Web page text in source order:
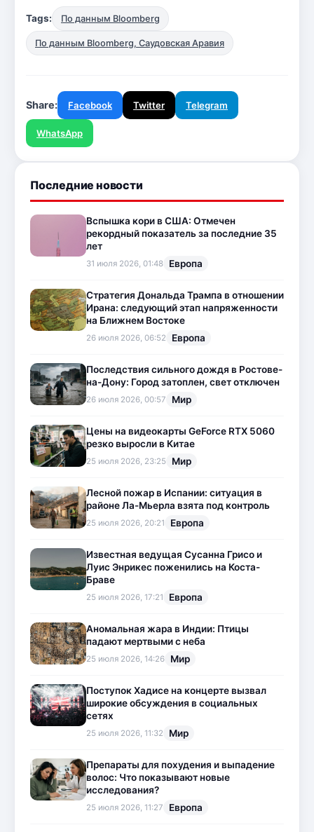
Tags: По данным Bloomberg
По данным Bloomberg, Саудовская Аравия
Share: Facebook Twitter Telegram
WhatsApp
Последние новости
Вспышка кори в США: Отмечен
рекордный показатель за последние 35
лет
31 июля 2026, 01:48 Европа
Стратегия Дональда Трампа в отношении
Ирана: следующий этап напряженности
на Ближнем Востоке
26 июля 2026, 06:52 Европа
Последствия сильного дождя в Ростове-
на-Дону: Город затоплен, свет отключен
26 июля 2026, 00:57 Мир
Цены на видеокарты GeForce RTX 5060
резко выросли в Китае
25 июля 2026, 23:25 Мир
Лесной пожар в Испании: ситуация в
районе Ла-Мьерла взята под контроль
25 июля 2026, 20:21 Европа
Известная ведущая Сусанна Грисо и
Луис Энрикес поженились на Коста-
Браве
25 июля 2026, 17:21 Европа
Аномальная жара в Индии: Птицы
падают мертвыми с неба
25 июля 2026, 14:26 Мир
Поступок Хадисе на концерте вызвал
широкие обсуждения в социальных
сетях
25 июля 2026, 11:32 Мир
Препараты для похудения и выпадение
волос: Что показывают новые
исследования?
25 июля 2026, 11:27 Европа